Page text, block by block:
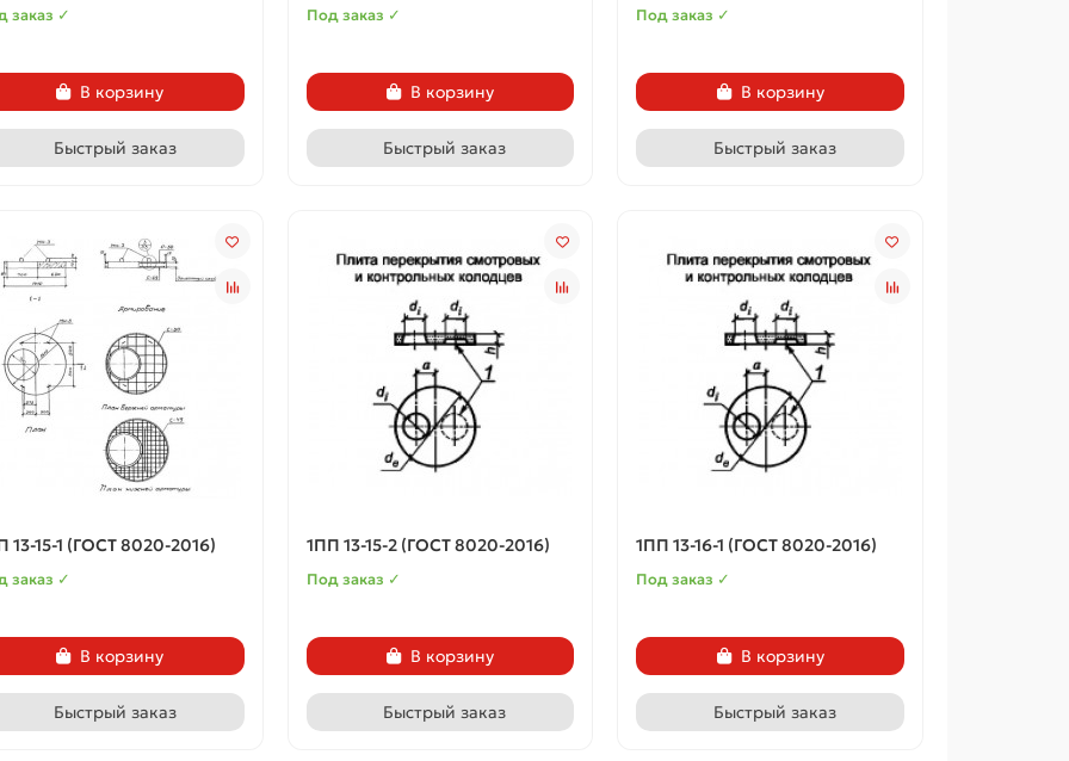
заказ ✓
В корзину
Быстрый заказ
Под заказ ✓
В корзину
Быстрый заказ
Под заказ ✓
В корзину
Быстрый заказ
13-15-1 (ГОСТ 8020-2016)
заказ ✓
В корзину
Быстрый заказ
1ПП 13-15-2 (ГОСТ 8020-2016)
Под заказ ✓
В корзину
Быстрый заказ
1ПП 13-16-1 (ГОСТ 8020-2016)
Под заказ ✓
В корзину
Быстрый заказ